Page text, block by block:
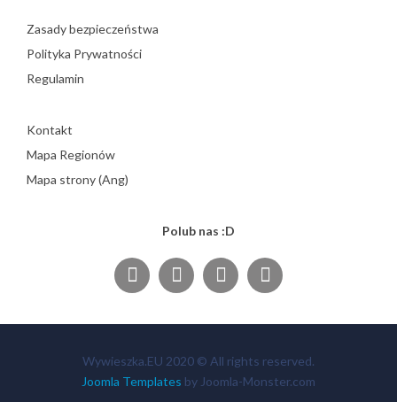
Zasady bezpieczeństwa
Polityka Prywatności
Regulamin
Kontakt
Mapa Regionów
Mapa strony (Ang)
Polub nas :D
Wywieszka.EU 2020 © All rights reserved.
Joomla Templates by Joomla-Monster.com